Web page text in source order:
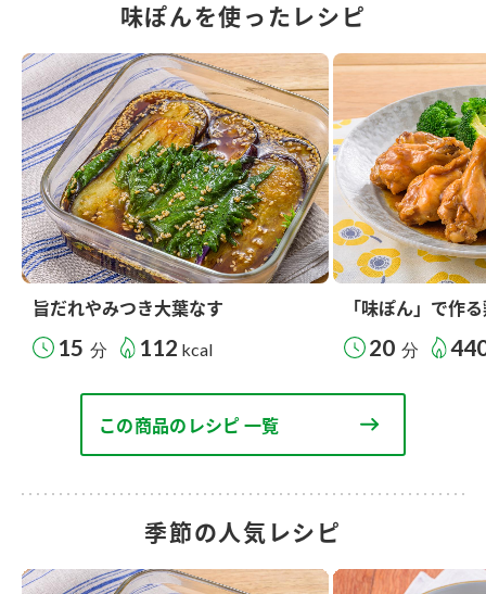
味ぽんを使ったレシピ
旨だれやみつき大葉なす
15 分 112 kcal
「味ぽん」で作
20 分
この商品のレシピ 一覧
季節の人気レシピ